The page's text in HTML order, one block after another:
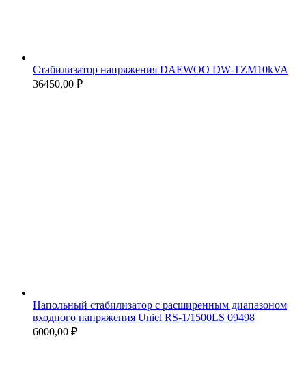
Стабилизатор напряжения DAEWOO DW-TZM10kVA
36450,00 ₽
Напольный стабилизатор с расширенным диапазоном
входного напряжения Uniel RS-1/1500LS 09498
6000,00 ₽